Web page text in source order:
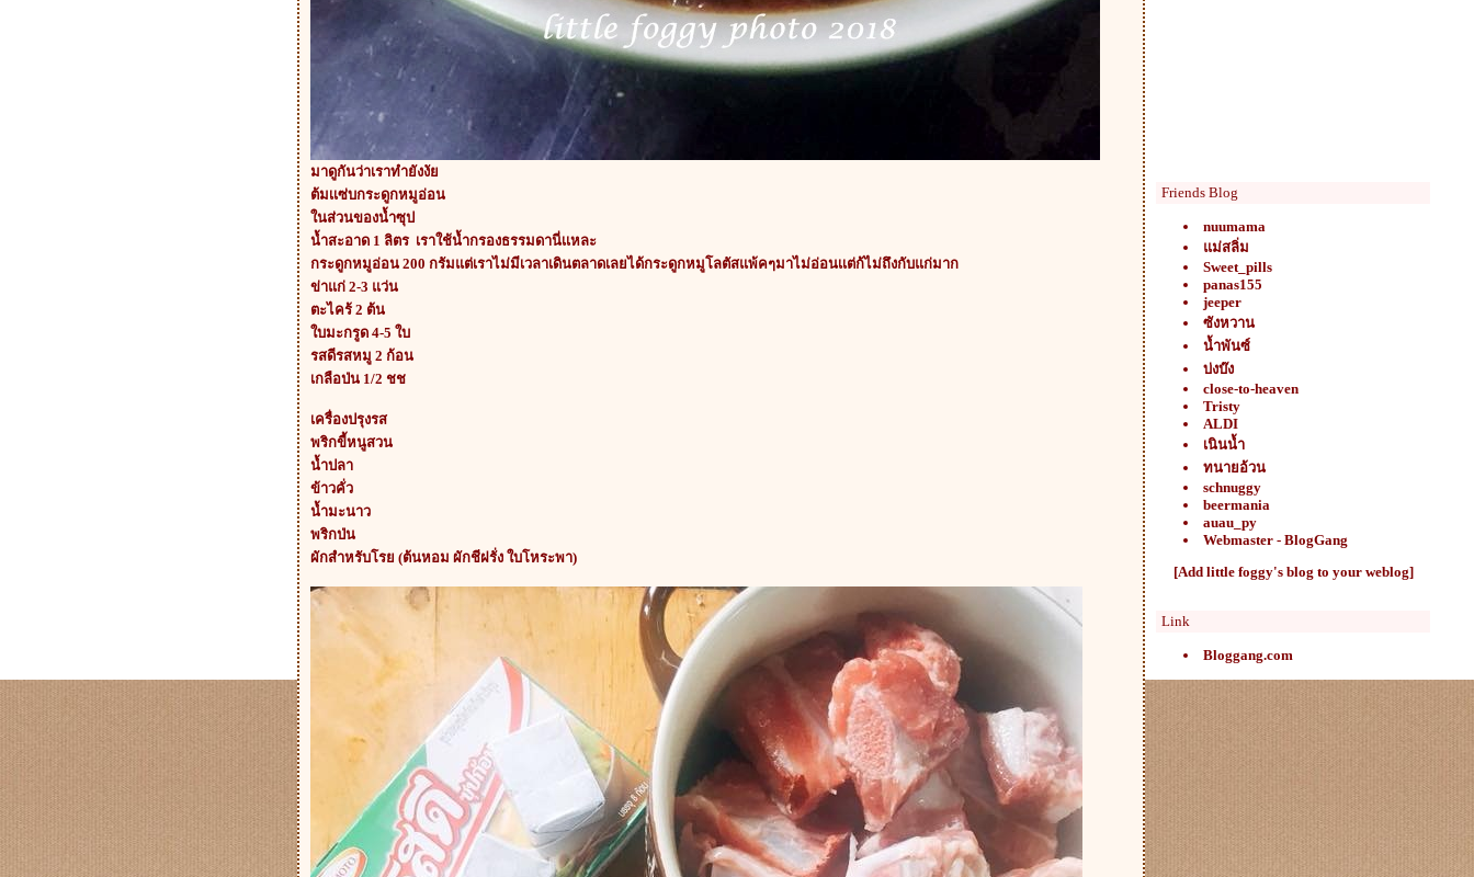
มาดูกันว่าเราทำยังงั
ต้มเเซ่บกระดูกหมูอ่อน
นส่วนของน้ำซุป
น้ำสะอาด 1 ลิตร เราใช้น้ำกรองธรรมดานี่เเหละ
กระดูกหมูอ่อน 200 กรัมแต่เราไม่มีเวลาเดินตลาดเลยได้กระดูกหมูโลตัสแพ้คๆมาไม่อ่อนเเต่ก้ไม่ถึงกับแก่มาก
ข่าแก่ 2-3 แว่น
ตะไคร้ 2 ต้น
บมะกรูด 4-5 ใบ
รสดีรสหมู 2 ก้อน
เกลือป่น 1/2 ชช
เครื่องปรุงรส
พริกขี้หนูสวน
น้ำปลา
ข้าวคั่ว
น้ำมะนาว
พริกป่น
ผักสำหรับโรย (ต้นหอม ผักชีฝรั่ง ใบโหระพา)
Friends Blog
nuumama
ม่สลิ่ม
Sweet_pills
panas155
jeeper
ซังหวาน
น้ำพันซ์
บ่งบ๊ง
close-to-heaven
Tristy
ALDI
เนินน้ำ
ทนายอ้วน
schnuggy
beermania
auau_py
Webmaster - BlogGang
[Add little foggy's blog to your weblog]
Link
Bloggang.com